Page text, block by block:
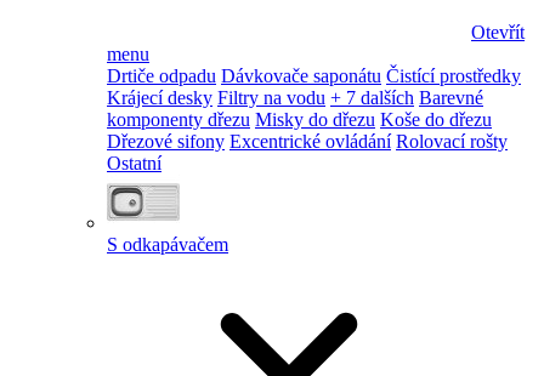
Otevřít
menu
Drtiče odpadu Dávkovače saponátu Čistící prostředky
Krájecí desky Filtry na vodu + 7 dalších Barevné
komponenty dřezu Misky do dřezu Koše do dřezu
Dřezové sifony Excentrické ovládání Rolovací rošty
Ostatní
S odkapávačem